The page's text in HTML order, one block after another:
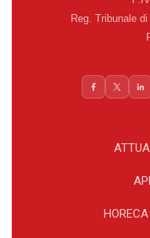
Reg. Tribunale